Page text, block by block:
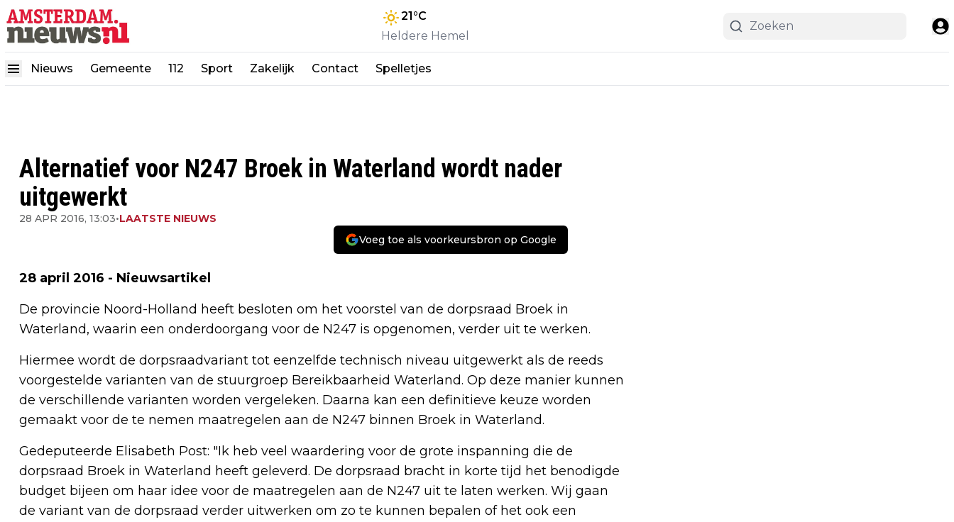
21°C
Heldere Hemel
Nieuws Gemeente 112 Sport Zakelijk Contact Spelletjes
Alternatief voor N247 Broek in Waterland wordt nader
uitgewerkt
28 APR 2016, 13:03•LAATSTE NIEUWS
Voeg toe als voorkeursbron op Google
28 april 2016 - Nieuwsartikel
De provincie Noord-Holland heeft besloten om het voorstel van de dorpsraad Broek in
Waterland, waarin een onderdoorgang voor de N247 is opgenomen, verder uit te werken.
Hiermee wordt de dorpsraadvariant tot eenzelfde technisch niveau uitgewerkt als de reeds
voorgestelde varianten van de stuurgroep Bereikbaarheid Waterland. Op deze manier kunnen
de verschillende varianten worden vergeleken. Daarna kan een definitieve keuze worden
gemaakt voor de te nemen maatregelen aan de N247 binnen Broek in Waterland.
Gedeputeerde Elisabeth Post: "Ik heb veel waardering voor de grote inspanning die de
dorpsraad Broek in Waterland heeft geleverd. De dorpsraad bracht in korte tijd het benodigde
budget bijeen om haar idee voor de maatregelen aan de N247 uit te laten werken. Wij gaan
de variant van de dorpsraad verder uitwerken om zo te kunnen bepalen of het ook een